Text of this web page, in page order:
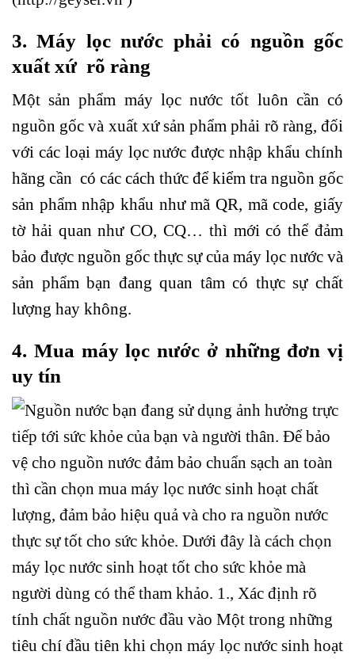
3. Máy lọc nước phải có nguồn gốc
xuất xứ rõ ràng
Một sản phẩm máy lọc nước tốt luôn cần có
nguồn gốc và xuất xứ sản phẩm phải rõ ràng, đối
với các loại máy lọc nước được nhập khẩu chính
hãng cần có các cách thức để kiểm tra nguồn gốc
sản phẩm nhập khẩu như mã QR, mã code, giấy
tờ hải quan như CO, CQ… thì mới có thể đảm
bảo được nguồn gốc thực sự của máy lọc nước và
sản phẩm bạn đang quan tâm có thực sự chất
lượng hay không.
4. Mua máy lọc nước ở những đơn vị
uy tín